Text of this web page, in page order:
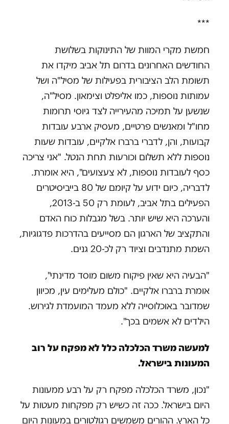
***
חמשת מקרי המוות של התינוקות בשלושת
החודשים האחרונים בדרום תל אביב מיקדו את
תשומת הלב הציבורית בפעילות של מסיל"ה ושל
עמותות נוספות, כמו אליפלט וצימאון. מסיל"ה,
שנשען על תמיכה מהעירייה לצד גיוסי תרומות
מחו"ל ומאנשים פרטיים, מעסיק ארבע עובדות
קבועות, והן, לדברי ברברו אלקיים, עובדות שעות
נוספות ללא תשלום וכורעות תחת הנטל. "אני צריכה
כסף לעובדות נוספות, לא צעצועים", היא אומרת.
לדבריה, כיום ידוע על קיומם של 80 בייביסיטרים
הפעילים בתל אביב, לעומת רק 50 ב-2013,
והערכה היא שיש יותר. בשל מגבלות כוח האדם
והתקציב של הארגון הם מסייעים בהדרכות פדגוגיות,
השמת מתנדבים וציוד רק לכ-20 גנים.
"הבעיה היא שאין פיקוח משום מוסד מדינתי",
אומרת ברברו אלקיים. "כולם מעלימים עין, מכיוון
שמדובר באוכלוסייה ללא מעמד המועמדת לגירוש.
הילדים לא אשמים בכך".
למעשה משרד הכלכלה כלל לא מפקח על רוב
המעונות בישראל.
"נכון, משרד הכלכלה מפקח רק על רבע ממעונות
היום בישראל. ככה זה כשיש רק מפקחות מעטות על
כל הארץ. ההורים משמשים רגולטורים במעונות היום